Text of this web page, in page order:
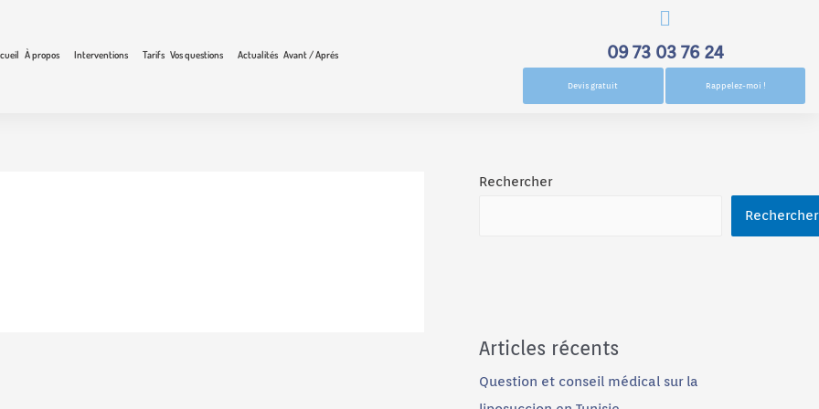
À propos Interventions Tarifs Vos questions Actualités Avant / Aprés 09 73 03 76 24
Devis gratuit Rappelez-moi !
Rechercher
Rechercher
Articles récents
Question et conseil médical sur la